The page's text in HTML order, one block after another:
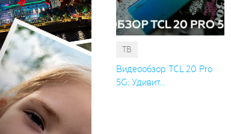
ТВ
Видеообзор TCL 20 Pro
5G: Удивит...